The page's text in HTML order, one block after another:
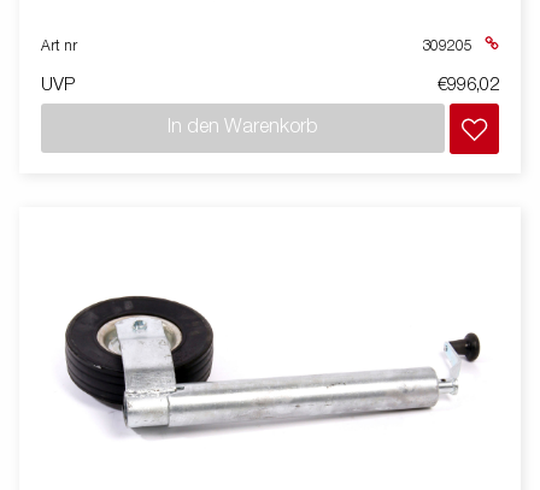
Art nr 309205
UVP €996,02
In den Warenkorb